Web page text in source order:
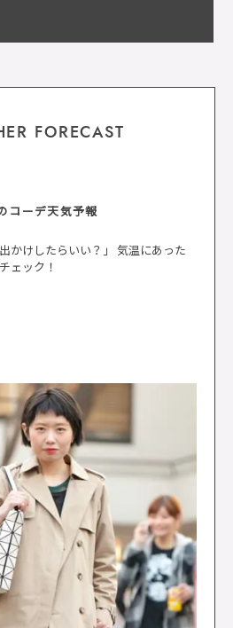
FORECAST
コーデ天気予報
かけしたらいい？」 気温にあった
ェック！